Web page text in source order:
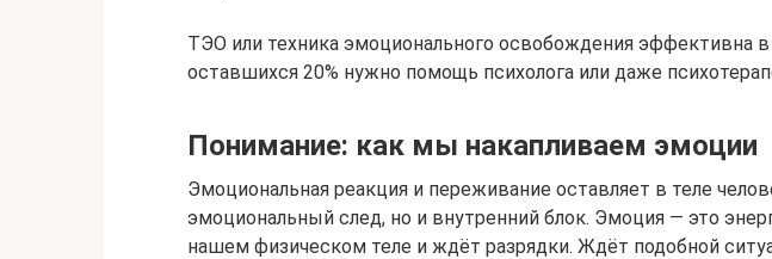
ТЭО или техника эмоционального освобождения эффективна в
оставшихся 20% нужно помощь психолога или даже
Понимание: как мы накапливаем эмоции
Эмоциональная реакция и переживание оставляет в теле
эмоциональный след, но и внутренний блок. Эмоция — это
нашем физическом теле и ждёт разрядки. Ждёт подобной